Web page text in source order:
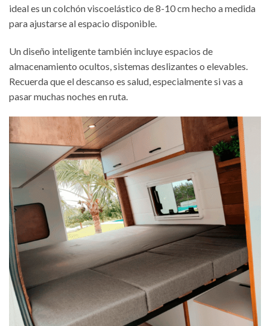
ideal es un colchón viscoelástico de 8-10 cm hecho a medida
para ajustarse al espacio disponible.
Un diseño inteligente también incluye espacios de
almacenamiento ocultos, sistemas deslizantes o elevables.
Recuerda que el descanso es salud, especialmente si vas a
pasar muchas noches en ruta.